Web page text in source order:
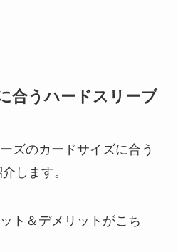
合うハードスリーブ
ズのカードサイズに合う
します。
ト＆デメリットがこち